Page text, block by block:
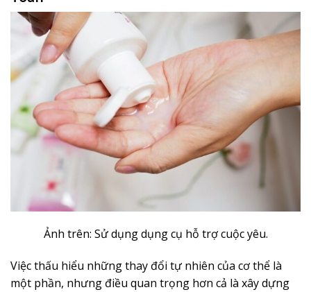
Ảnh trên: Sử dụng dụng cụ hỗ trợ cuộc yêu.
Việc thấu hiểu những thay đổi tự nhiên của cơ thể là
một phần, nhưng điều quan trọng hơn cả là xây dựng